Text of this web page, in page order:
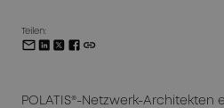
Teilen:
POLATIS®-Netzwerk-